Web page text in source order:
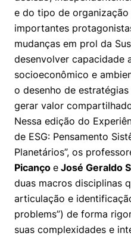
Todas as Engenharias
Engenharia de
Engenharia de Produção
Engenharia Mecânica
Engenharia Mecatrônica
Direito
Economia
Finanças
Prêmio Duda Ermírio de
Como funciona
Resolução Eficaz de
Oportunidade de Negócios
Women in Action
Trabalhe conosco
Sala de Imprensa
Biblioteca Telles
Repositório Institucional
Pesquisa na Graduação
Seminários Acadêmicos
Comitê de Ética em Pesquisa
Notícias
Youtube
Instagram
Linkedin
Engenharia e Ciência da
Direito
Busca por docentes
Áreas de Conhecimento
Prêmios de Excelência
Fale Conosco
Atendimento
Visite o Insper
Canal de Ética
Ouvidoria
Portal da Privacidade
e do tipo de organização
importantes
mudanças em prol da
desenvolver capacidade
socioeconômico e
o desenho de
gerar valor
Nessa edição do
de ESG: Pensamento
Planetários”, os
Picanço e José Geraldo
duas macros disciplinas
articulação e
problems”) de forma
suas complexidades e